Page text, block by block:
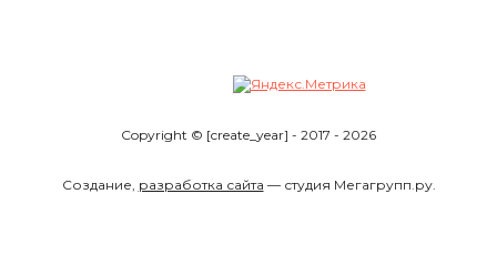
Copyright © [create_year] - 2017 - 2026
Создание, разработка сайта — студия Мегагрупп.ру.